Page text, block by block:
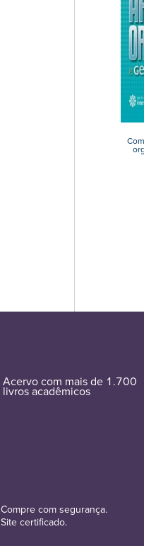
Acervo com mais de 1.700
livros acadêmicos
Compre com segurança.
Site certificado.